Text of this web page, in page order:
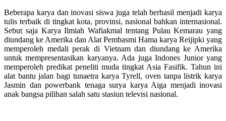
Beberapa karya dan inovasi siswa juga telah berhasil menjadi karya
tulis terbaik di tingkat kota, provinsi, nasional bahkan internasional.
Sebut saja Karya Ilmiah Wafiakmal tentang Pulau Kemarau yang
diundang ke Amerika dan Alat Pembasmi Hama karya Reijipki yang
memperoleh medali perak di Vietnam dan diundang ke Amerika
untuk mempresentasikan karyanya. Ada juga Indones Junior yang
memperoleh predikat peneliti muda tingkat Asia Fasifik. Tahun ini
alat bantu jalan bagi tunaetra karya Tyrell, oven tanpa listrik karya
Jasmin dan powerbank tenaga surya karya Aiga menjadi inovasi
anak bangsa pilihan salah satu stasiun televisi nasional.